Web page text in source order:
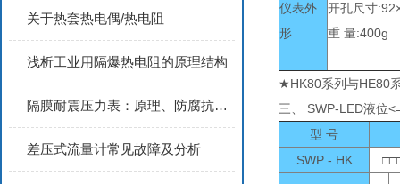
关于热套热电偶/热电阻
浅析工业用隔爆热电阻的原理结构
隔膜耐震压力表：原理、防腐抗振优势与工业压力监测核心价值解析
差压式流量计常见故障及分析
仪表外
形
开孔尺寸
重 量:400g
★HK80系列与HE80
三、 SWP-LED液位
型 号
SWP - HK